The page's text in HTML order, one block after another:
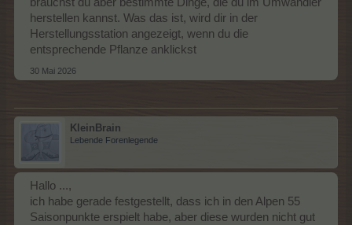
brauchst du aber bestimmte Dinge, die du im Umwandler
herstellen kannst. Was das ist, wird dir in der
Herstellungsstation angezeigt, wenn du die
entsprechende Pflanze anklickst
30 Mai 2026
KleinBrain
Lebende Forenlegende
Hallo ...,
ich habe gerade festgestellt, dass ich in den Alpen 55
Saisonpunkte erspielt habe, aber diese wurden nicht gut